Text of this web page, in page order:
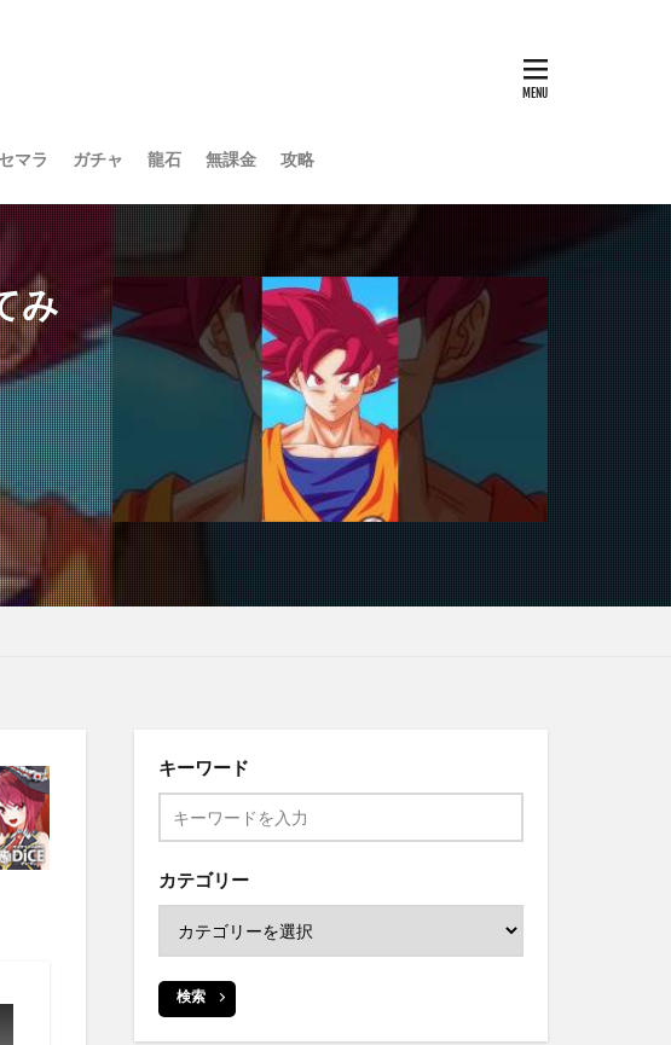
マラ ガチャ 龍石 無課金 攻略
み
キーワード
カテゴリー
検索